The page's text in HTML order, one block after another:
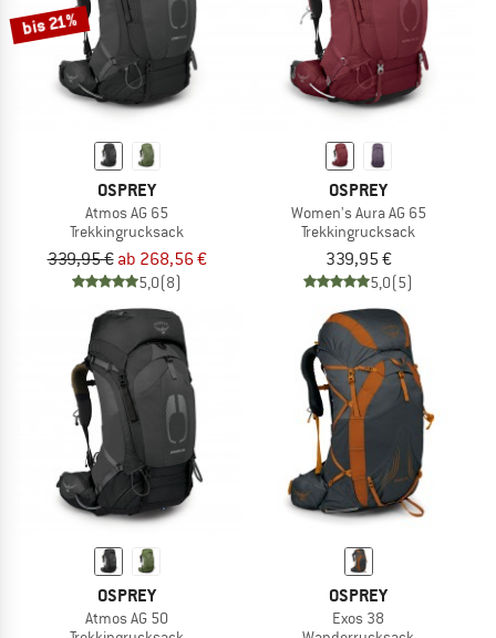
bis 21%
OSPREY
Atmos AG 65
Trekkingrucksack
339,95 € ab 268,56 €
5,0(8)
OSPREY
Women's Aura AG 65
Trekkingrucksack
339,95 €
5,0(5)
OSPREY
Atmos AG 50
OSPREY
Exos 38